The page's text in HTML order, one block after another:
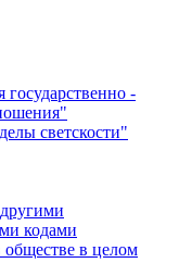
-
светскости"
кодами
в целом